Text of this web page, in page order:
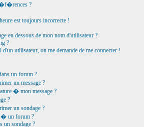
?
est toujours incorrecte !
en dessous de mon nom d'utilisateur ?
?
utilisateur, on me demande de me connecter !
un forum ?
un message ?
� mon message ?
?
un sondage ?
� un forum ?
un sondage ?